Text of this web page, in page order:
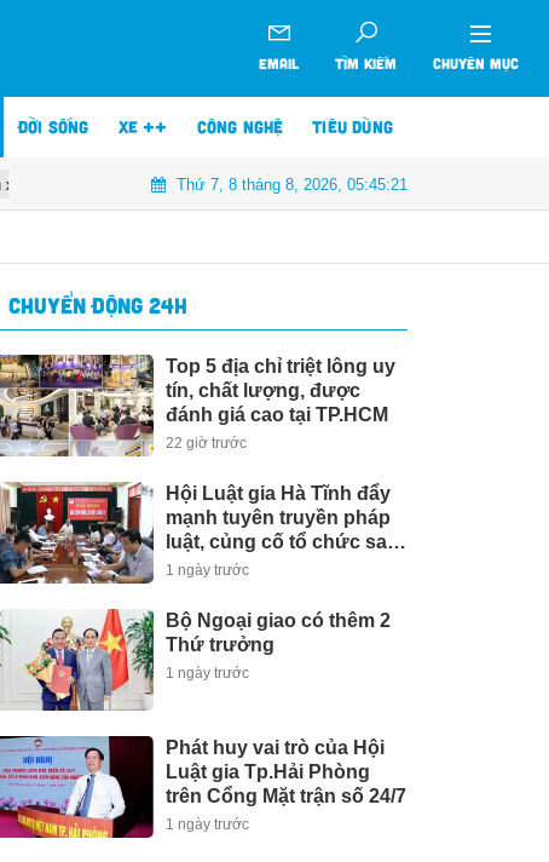
EMAIL TÌM KIẾM CHUYÊN MỤC
ĐỜI SỐNG XE ++ CÔNG NGHỆ TIÊU DÙNG
răng giả, xử phạt hơn 1,3 tỷ đồng Một doanh nghiệp chuẩn bị
Thứ 7, 8 tháng 8, 2026, 05:45:22
CHUYỂN ĐỘNG 24H
Top 5 địa chỉ triệt lông uy
tín, chất lượng, được
đánh giá cao tại TP.HCM
22 giờ trước
Hội Luật gia Hà Tĩnh đẩy
mạnh tuyên truyền pháp
luật, củng cố tổ chức sau
sắp xếp
1 ngày trước
Bộ Ngoại giao có thêm 2
Thứ trưởng
1 ngày trước
Phát huy vai trò của Hội
Luật gia Tp.Hải Phòng
trên Cổng Mặt trận số 24/7
1 ngày trước